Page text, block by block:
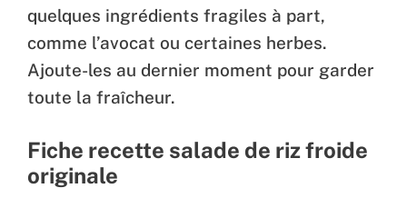
quelques ingrédients fragiles à part,
comme l’avocat ou certaines herbes.
Ajoute-les au dernier moment pour garder
toute la fraîcheur.
Fiche recette salade de riz froide
originale